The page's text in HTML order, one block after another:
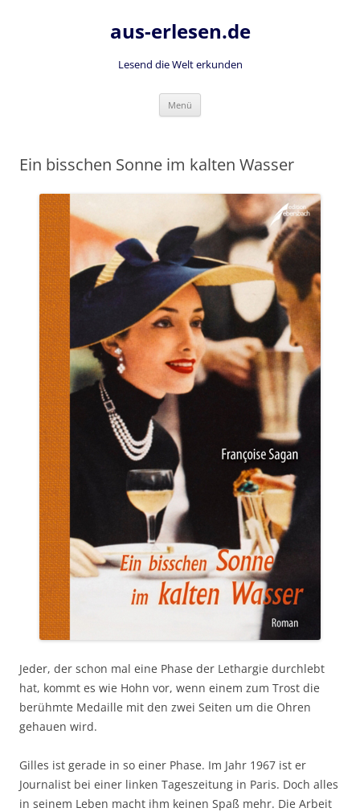
aus-erlesen.de
Lesend die Welt erkunden
Menü
Ein bisschen Sonne im kalten Wasser
Jeder, der schon mal eine Phase der Lethargie durchlebt
hat, kommt es wie Hohn vor, wenn einem zum Trost die
berühmte Medaille mit den zwei Seiten um die Ohren
gehauen wird.
Gilles ist gerade in so einer Phase. Im Jahr 1967 ist er
Journalist bei einer linken Tageszeitung in Paris. Doch alles
in seinem Leben macht ihm keinen Spaß mehr. Die Arbeit